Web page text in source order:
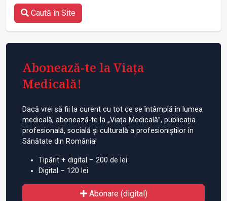
Caută în Site
Abonează-te la Viața
Medicală!
Dacă vrei să fii la curent cu tot ce se întâmplă în lumea
medicală, abonează-te la „Viața Medicală”, publicația
profesională, socială și culturală a profesioniștilor în
Sănătate din România!
Tipărit + digital – 200 de lei
Digital – 120 lei
Abonare (digital)